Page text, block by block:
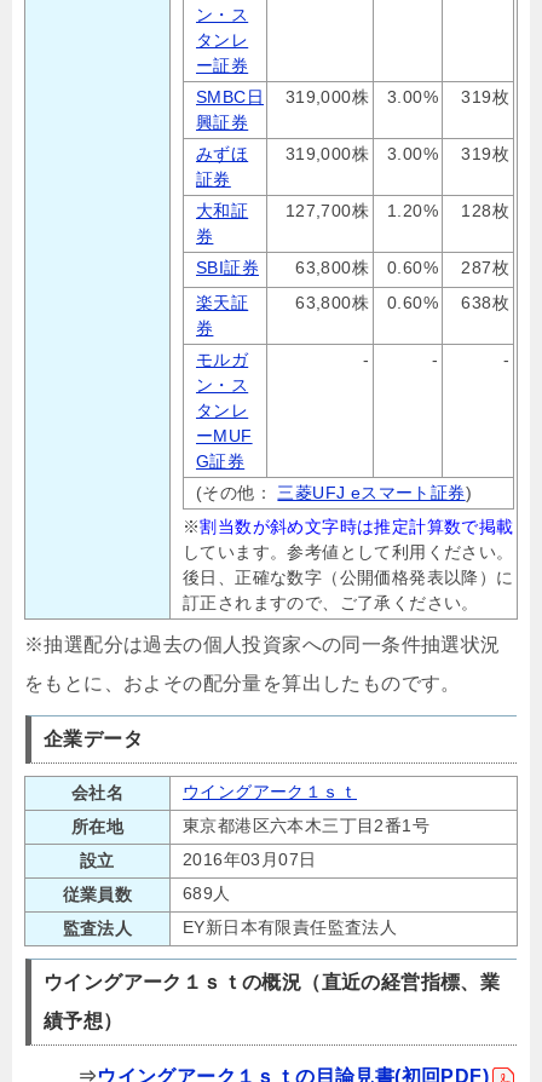
ン・ス
タンレ
ー証券
SMBC日
興証券
319,000株 3.00% 319枚
みずほ
証券
319,000株 3.00% 319枚
大和証
券
127,700株 1.20% 128枚
SBI証券 63,800株 0.60%
287枚
楽天証
券
63,800株 0.60% 638枚
モルガ
ン・ス
タンレ
ーMUF
G証券
- - -
(その他： 三菱UFJ eスマート証券)
※割当数が斜め文字時は推定計算数で掲載
しています。参考値として利用ください。
後日、正確な数字（公開価格発表以降）に
訂正されますので、ご了承ください。
※抽選配分は過去の個人投資家への同一条件抽選状況
をもとに、およその配分量を算出したものです。
企業データ
会社名
ウイングアーク１ｓｔ
所在地
東京都港区六本木三丁目2番1号
設立
2016年03月07日
従業員数
689人
監査法人
EY新日本有限責任監査法人
ウイングアーク１ｓｔの概況（直近の経営指標、業
績予想）
⇒ウイングアーク１ｓｔの目論見書(初回PDF)